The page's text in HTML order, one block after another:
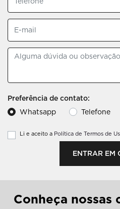
Preferência de contato:
Whatsapp
Telefone
Li e aceito a Política de Termos de
ENTRAR EM
Conheça nossas